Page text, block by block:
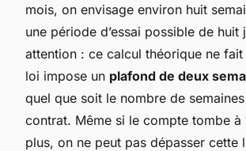
mois, on envisage environ huit
une période d’essai possible de huit
attention : ce calcul théorique ne
loi impose un plafond de deux
quel que soit le nombre de
contrat. Même si le compte tombe à
plus, on ne peut pas dépasser cette